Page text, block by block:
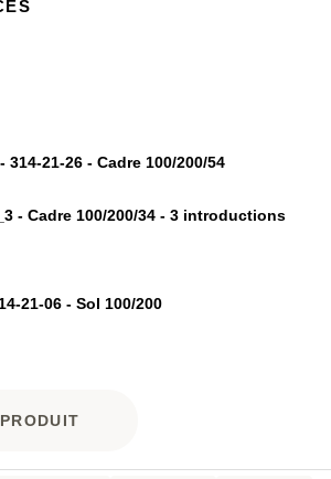
314-21-26 - Cadre 100/200/54
- Cadre 100/200/34 - 3 introductions
21-06 - Sol 100/200